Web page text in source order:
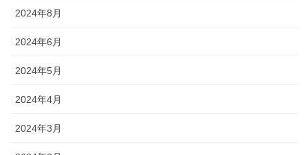
2024年8月
2024年6月
2024年5月
2024年4月
2024年3月